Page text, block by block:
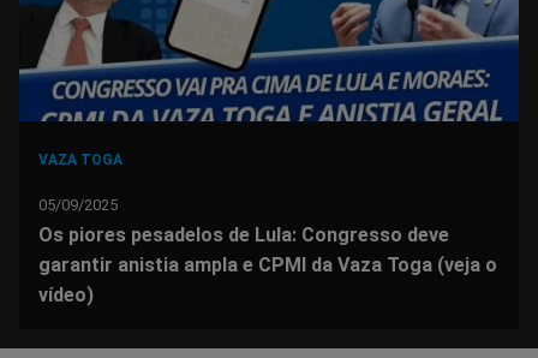
VAZA TOGA
05/09/2025
Os piores pesadelos de Lula: Congresso deve
garantir anistia ampla e CPMI da Vaza Toga (veja o
vídeo)